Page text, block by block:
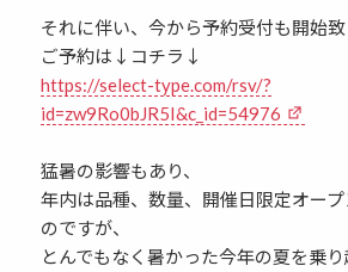
それに伴い、今から予約受付も開始致
ご予約は↓コチラ↓
https://select-type.com/rsv/?
id=zw9Ro0bJR5I&c_id=54976
猛暑の影響もあり、
年内は品種、数量、開催日限定オー
のですが、
とんでもなく暑かった今年の夏を乗り